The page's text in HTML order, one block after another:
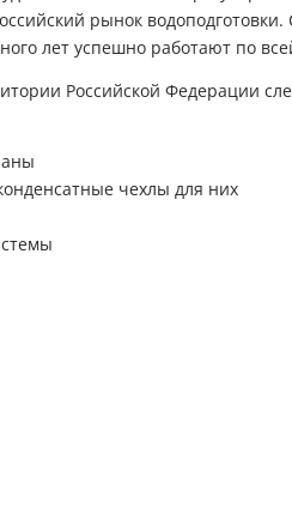
рынок
лет успешно работают по
Российской Федерации
чехлы для них